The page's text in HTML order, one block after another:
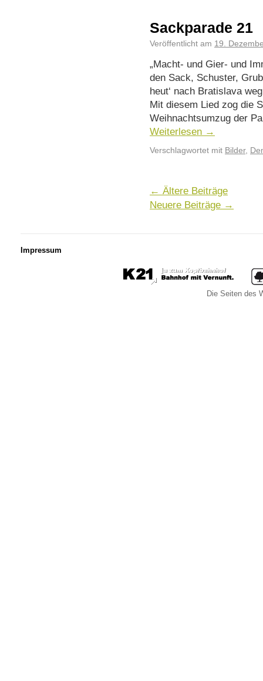
Sackparade 21
Veröffentlicht am 19.
„Macht- und Gier- und
den Sack, Schuster,
heut‘ nach Bratislava
Mit diesem Lied zog die
Weihnachtsumzug der
Weiterlesen →
Verschlagwortet mit Bilder,
← Ältere Beiträge
Neuere Beiträge →
Impressum
Die Seiten des